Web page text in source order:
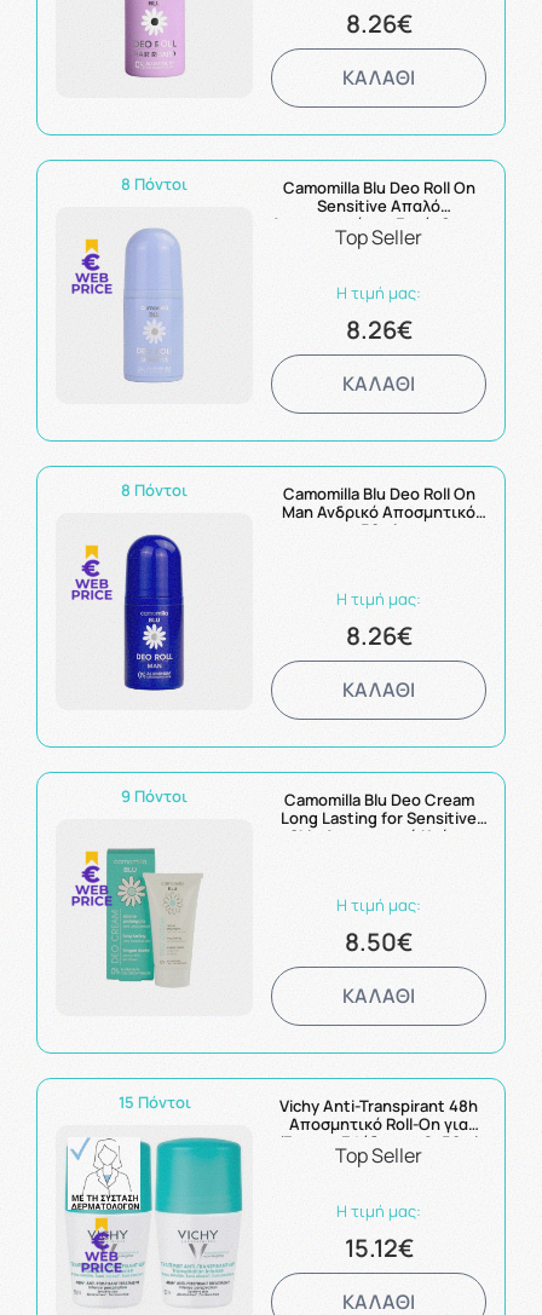
8.26€
ΚΑΛΑΘΙ
8 Πόντοι
Camomilla Blu Deo Roll On
Sensitive Απαλό
Αποσμητικό για Ευαίσθητες
Επιδερμίδες 50ml
Top Seller
Η τιμή μας:
8.26€
ΚΑΛΑΘΙ
8 Πόντοι
Camomilla Blu Deo Roll On
Man Ανδρικό Αποσμητικό
50ml
Η τιμή μας:
8.26€
ΚΑΛΑΘΙ
9 Πόντοι
Camomilla Blu Deo Cream
Long Lasting for Sensitive
Skin Αποσμητική Κρέμα
Η τιμή μας:
8.50€
ΚΑΛΑΘΙ
15 Πόντοι
Vichy Anti-Transpirant 48h
Αποσμητικό Roll-On για
Έντονη Εφίδρωση 2x50ml
Top Seller
Η τιμή μας:
15.12€
ΚΑΛΑΘΙ